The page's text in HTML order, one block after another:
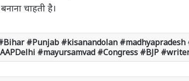
चाहती है।
#Punjab #kisanandolan
#mayursamvad #Congress #BJP